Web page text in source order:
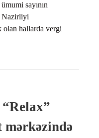
sayının
Nazirliyi
olan hallarda vergi